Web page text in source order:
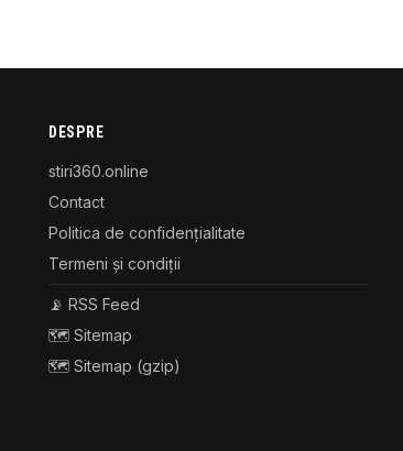
DESPRE
stiri360.online
Contact
Politica de confidențialitate
Termeni și condiții
📡 RSS Feed
🗺️ Sitemap
🗺️ Sitemap (gzip)